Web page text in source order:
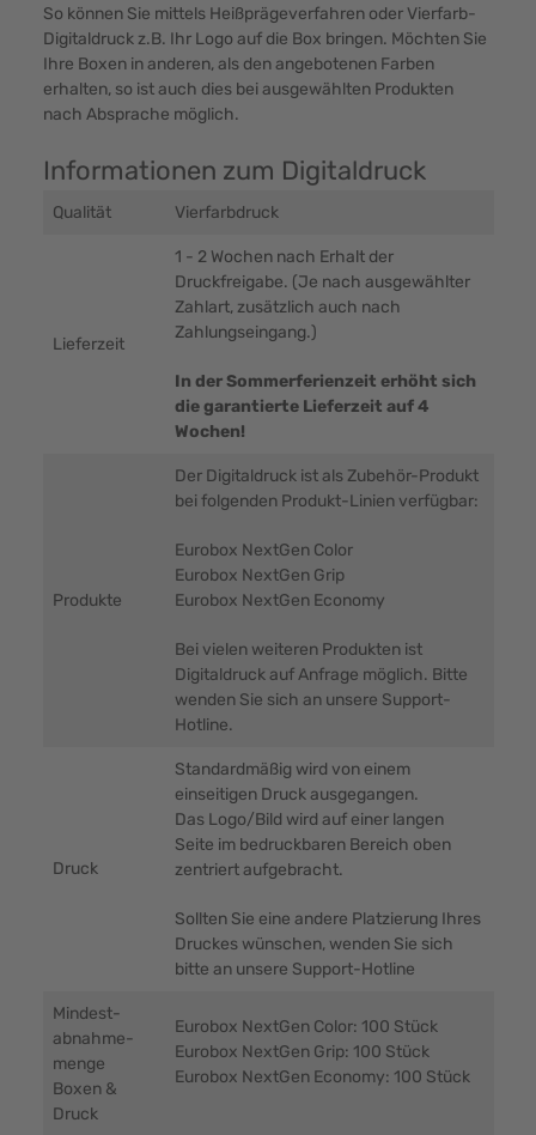
So können Sie mittels Heißprägeverfahren oder Vierfarb-
Digitaldruck z.B. Ihr Logo auf die Box bringen. Möchten Sie
Ihre Boxen in anderen, als den angebotenen Farben
erhalten, so ist auch dies bei ausgewählten Produkten
nach Absprache möglich.
Informationen zum Digitaldruck
Qualität Vierfarbdruck
Lieferzeit
1 - 2 Wochen nach Erhalt der
Druckfreigabe. (Je nach ausgewählter
Zahlart, zusätzlich auch nach
Zahlungseingang.)
In der Sommerferienzeit erhöht sich
die garantierte Lieferzeit auf 4
Wochen!
Produkte
Der Digitaldruck ist als Zubehör-Produkt
bei folgenden Produkt-Linien verfügbar:
Eurobox NextGen Color
Eurobox NextGen Grip
Eurobox NextGen Economy
Bei vielen weiteren Produkten ist
Digitaldruck auf Anfrage möglich. Bitte
wenden Sie sich an unsere Support-
Hotline.
Druck
Standardmäßig wird von einem
einseitigen Druck ausgegangen.
Das Logo/Bild wird auf einer langen
Seite im bedruckbaren Bereich oben
zentriert aufgebracht.
Sollten Sie eine andere Platzierung Ihres
Druckes wünschen, wenden Sie sich
bitte an unsere Support-Hotline
Mindest-
abnahme-
menge
Boxen &
Druck
Eurobox NextGen Color: 100 Stück
Eurobox NextGen Grip: 100 Stück
Eurobox NextGen Economy: 100 Stück